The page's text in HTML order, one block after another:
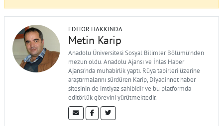
EDITÖR HAKKINDA
Metin Karip
Anadolu Üniversitesi Sosyal Bilimler Bölümü'nden
mezun oldu. Anadolu Ajansı ve İhlas Haber
Ajansı'nda muhabirlik yaptı. Rüya tabirleri üzerine
araştırmalarını sürdüren Karip, Diyadinnet haber
sitesinin de imtiyaz sahibidir ve bu platformda
editörlük görevini yürütmektedir.